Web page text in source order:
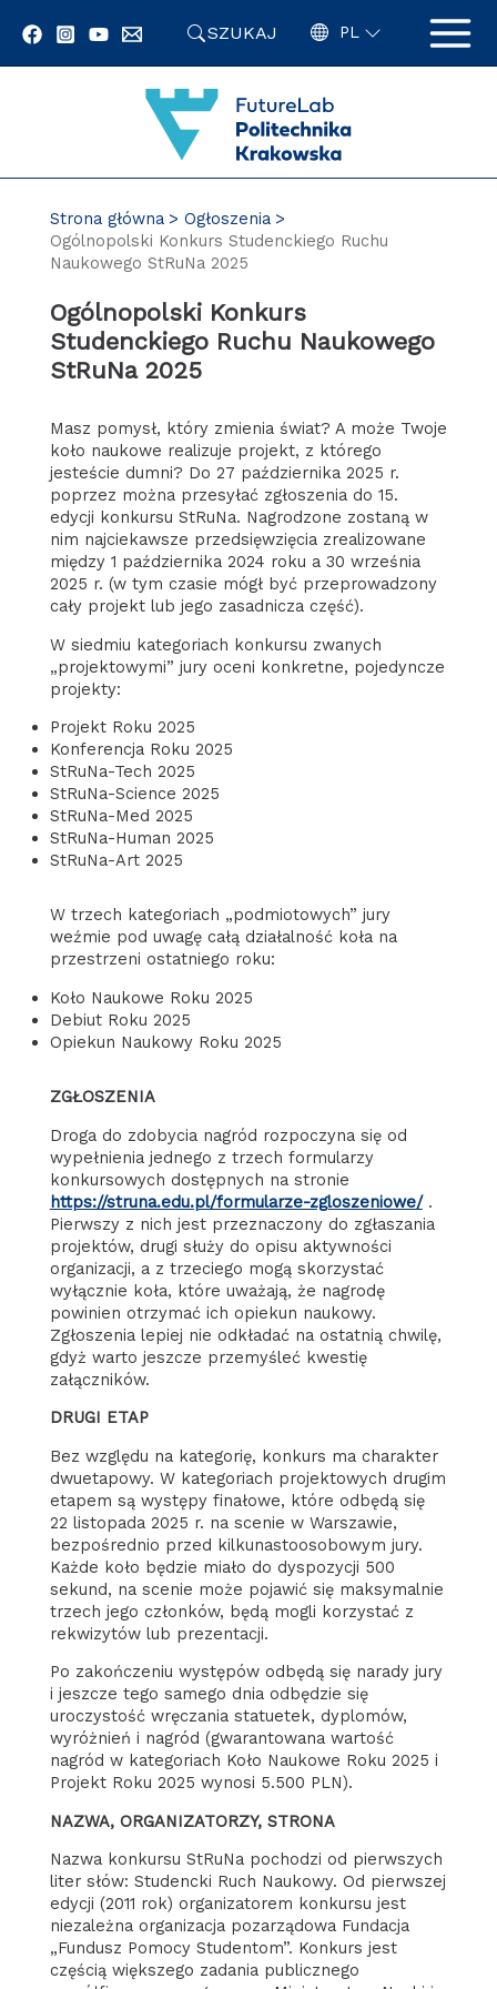
SZUKAJ PL
Strona główna
Ogłoszenia
Ogólnopolski Konkurs Studenckiego Ruchu
Naukowego StRuNa 2025
Ogólnopolski Konkurs
Studenckiego Ruchu Naukowego
StRuNa 2025
Masz pomysł, który zmienia świat? A może Twoje
koło naukowe realizuje projekt, z którego
jesteście dumni? Do 27 października 2025 r.
poprzez można przesyłać zgłoszenia do 15.
edycji konkursu StRuNa. Nagrodzone zostaną w
nim najciekawsze przedsięwzięcia zrealizowane
między 1 października 2024 roku a 30 września
2025 r. (w tym czasie mógł być przeprowadzony
cały projekt lub jego zasadnicza część).
W siedmiu kategoriach konkursu zwanych
„projektowymi” jury oceni konkretne, pojedyncze
projekty:
Projekt Roku 2025
Konferencja Roku 2025
StRuNa-Tech 2025
StRuNa-Science 2025
StRuNa-Med 2025
StRuNa-Human 2025
StRuNa-Art 2025
W trzech kategoriach „podmiotowych” jury
weźmie pod uwagę całą działalność koła na
przestrzeni ostatniego roku:
Koło Naukowe Roku 2025
Debiut Roku 2025
Opiekun Naukowy Roku 2025
ZGŁOSZENIA
Droga do zdobycia nagród rozpoczyna się od
wypełnienia jednego z trzech formularzy
konkursowych dostępnych na stronie
https://struna.edu.pl/formularze-zgloszeniowe/.
Pierwszy z nich jest przeznaczony do zgłaszania
projektów, drugi służy do opisu aktywności
organizacji, a z trzeciego mogą skorzystać
wyłącznie koła, które uważają, że nagrodę
powinien otrzymać ich opiekun naukowy.
Zgłoszenia lepiej nie odkładać na ostatnią chwilę,
gdyż warto jeszcze przemyśleć kwestię
załączników.
DRUGI ETAP
Bez względu na kategorię, konkurs ma charakter
dwuetapowy. W kategoriach projektowych drugim
etapem są występy finałowe, które odbędą się
22 listopada 2025 r. na scenie w Warszawie,
bezpośrednio przed kilkunastoosobowym jury.
Każde koło będzie miało do dyspozycji 500
sekund, na scenie może pojawić się maksymalnie
trzech jego członków, będą mogli korzystać z
rekwizytów lub prezentacji.
Po zakończeniu występów odbędą się narady jury
i jeszcze tego samego dnia odbędzie się
uroczystość wręczania statuetek, dyplomów,
wyróżnień i nagród (gwarantowana wartość
nagród w kategoriach Koło Naukowe Roku 2025 i
Projekt Roku 2025 wynosi 5.500 PLN).
NAZWA, ORGANIZATORZY, STRONA
Nazwa konkursu StRuNa pochodzi od pierwszych
liter słów: Studencki Ruch Naukowy. Od pierwszej
edycji (2011 rok) organizatorem konkursu jest
niezależna organizacja pozarządowa Fundacja
„Fundusz Pomocy Studentom”. Konkurs jest
częścią większego zadania publicznego